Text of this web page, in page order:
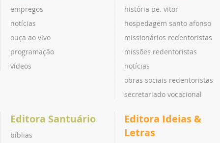
empregos
notícias
ouça ao vivo
programação
vídeos
história pe. vitor
hospedagem santo afonso
missionários redentoristas
missões redentoristas
notícias
obras sociais redentoristas
secretariado vocacional
Editora Santuário
bíblias
Editora Ideias &
Letras